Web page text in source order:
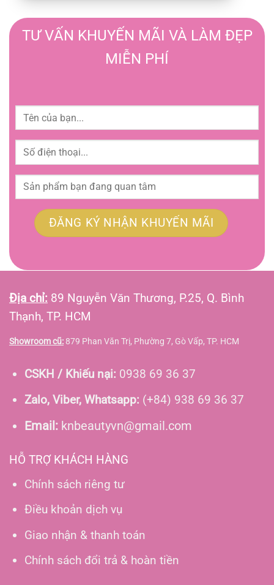
TƯ VẤN KHUYẾN MÃI VÀ LÀM ĐẸP
MIỄN PHÍ
Địa chỉ: 89 Nguyễn Văn Thương, P.25, Q. Bình
Thạnh, TP. HCM
Showroom cũ: 879 Phan Văn Trị, Phường 7, Gò Vấp, TP. HCM
CSKH / Khiếu nại: 0938 69 36 37
Zalo, Viber, Whatsapp: (+84) 938 69 36 37
Email:knbeautyvn@gmail.com
HỖ TRỢ KHÁCH HÀNG
Chính sách riêng tư
Điều khoản dịch vụ
Giao nhận & thanh toán
Chính sách đổi trả & hoàn tiền